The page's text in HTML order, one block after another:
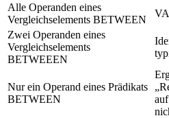
Alle Operanden eines
Vergleichselements BETWEEN
Zwei Operanden eines
Vergleichselements
BETWEEEN
Nur ein Operand eines Prädikats
BETWEEN